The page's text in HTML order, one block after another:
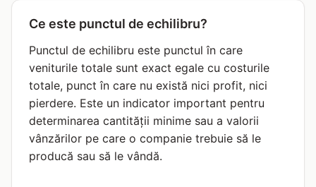
Ce este punctul de echilibru?
Punctul de echilibru este punctul în care
veniturile totale sunt exact egale cu costurile
totale, punct în care nu există nici profit, nici
pierdere. Este un indicator important pentru
determinarea cantității minime sau a valorii
vânzărilor pe care o companie trebuie să le
producă sau să le vândă.